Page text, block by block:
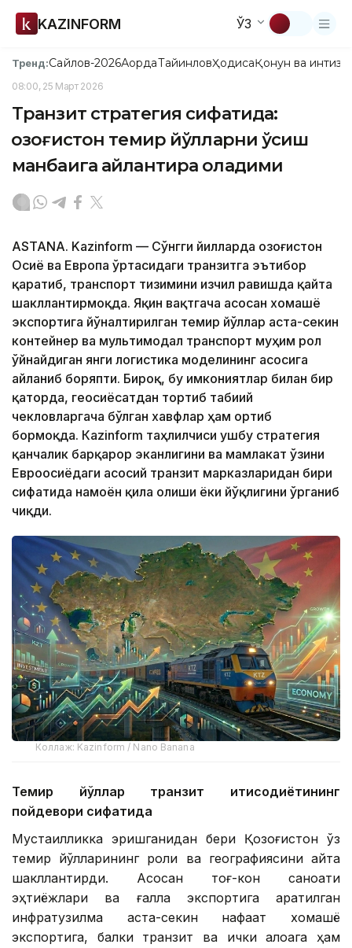
KAZINFORM ЎЗ
Тренд:Сайлов-2026АқордаТайинловҲодисаҚонун ва
08:00, 25 Март 2026
Транзит стратегия сифатида:
Қозоғистон темир йўлларни ўсиш
манбаига айлантира оладими
ASTANA. Kazinform — Сўнгги йилларда Қозоғистон
Осиё ва Европа ўртасидаги транзитга эътибор
қаратиб, транспорт тизимини изчил равишда қайта
шакллантирмоқда. Яқин вақтгача асосан хомашё
экспортига йўналтирилган темир йўллар аста-секин
контейнер ва мультимодал транспорт муҳим рол
ўйнайдиган янги логистика моделининг асосига
айланиб боряпти. Бироқ, бу имкониятлар билан бир
қаторда, геосиёсатдан тортиб табиий
чекловларгача бўлган хавфлар ҳам ортиб
бормоқда. Кazinform таҳлилчиси ушбу стратегия
қанчалик барқарор эканлигини ва мамлакат ўзини
Евроосиёдаги асосий транзит марказларидан бири
сифатида намоён қила олиши ёки йўқлигини ўрганиб
чиқди.
Коллаж: Kazinform / Nano Banana
Темир йўллар транзит иқтисодиётининг
пойдевори сифатида
Мустақилликка эришганидан бери Қозоғистон ўз
темир йўлларининг роли ва географиясини қайта
шакллантирди. Асосан тоғ-кон саноати
эҳтиёжлари ва ғалла экспортига қаратилган
инфратузилма аста-секин нафақат хомашё
экспортига, балки транзит ва ички алоқага ҳам